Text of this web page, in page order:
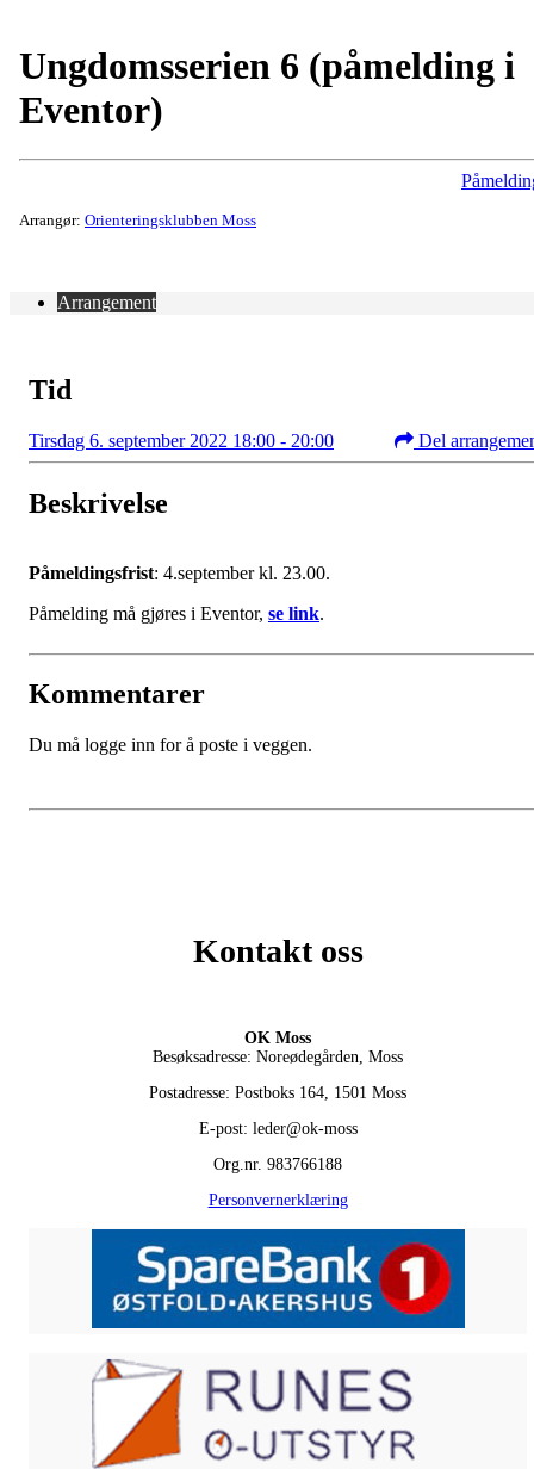
Ungdomsserien 6 (påmelding i
Eventor)
Arrangør: Orienteringsklubben Moss
Arrangement
Tid
Tirsdag 6. september 2022 18:00 - 20:00 Del
Beskrivelse
Påmeldingsfrist: 4.september kl. 23.00.
Påmelding må gjøres i Eventor, se link.
Kommentarer
Du må logge inn for å poste i veggen.
Kontakt oss
OK Moss
Besøksadresse: Noreødegården, Moss
Postadresse: Postboks 164, 1501 Moss
E-post: leder@ok-moss
Org.nr. 983766188
Personvernerklæring